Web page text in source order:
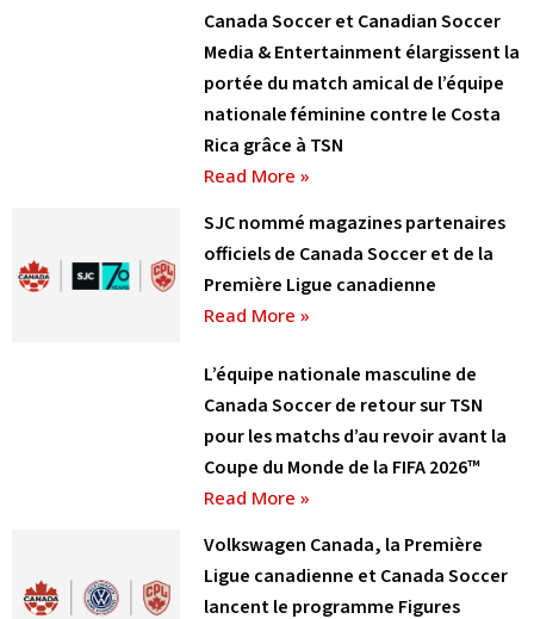
Canada Soccer et Canadian Soccer
Media & Entertainment élargissent la
portée du match amical de l’équipe
nationale féminine contre le Costa
Rica grâce à TSN
Read More »
SJC nommé magazines partenaires
officiels de Canada Soccer et de la
Première Ligue canadienne
Read More »
L’équipe nationale masculine de
Canada Soccer de retour sur TSN
pour les matchs d’au revoir avant la
Coupe du Monde de la FIFA 2026™
Read More »
Volkswagen Canada, la Première
Ligue canadienne et Canada Soccer
lancent le programme Figures